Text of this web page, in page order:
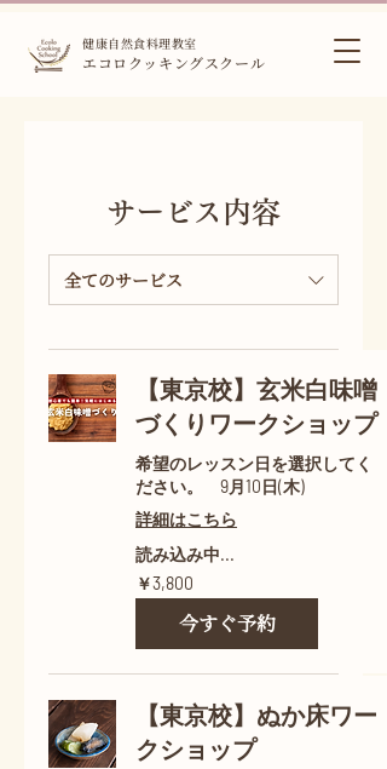
健康自然食料理教室
エコロクッキングスクール
サービス内容
全てのサービス
【東京校】玄米白味噌
づくりワークショップ
希望のレッスン日を選択してく
ださい。 9月10日(木)
詳細はこちら
読み込み中...
3,800
円
￥3,800
今すぐ予約
【東京校】ぬか床ワー
クショップ